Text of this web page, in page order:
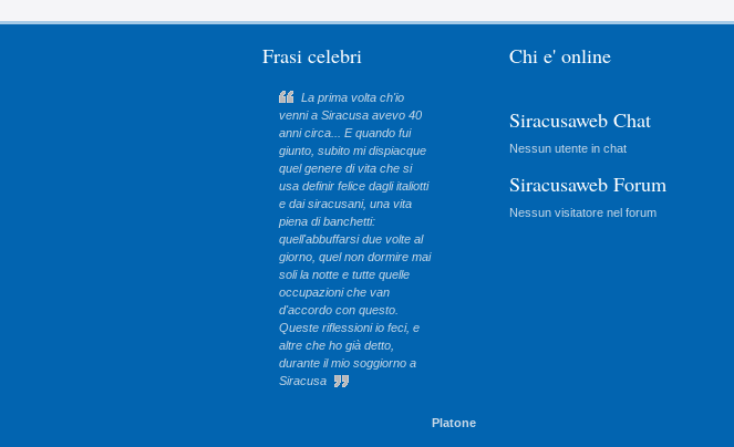
Frasi celebri
L a prima volta ch'io
venni a Siracusa avevo 40
anni circa... E quando fui
giunto, subito mi dispiacque
quel genere di vita che si
usa definir felice dagli italiotti
e dai siracusani, una vita
piena di banchetti:
quell'abbuffarsi due volte al
giorno, quel non dormire mai
soli la notte e tutte quelle
occupazioni che van
d'accordo con questo.
Queste riflessioni io feci, e
altre che ho già detto,
durante il mio soggiorno a
Siracusa
Platone
Chi e' online
Siracusaweb Chat
Nessun utente in chat
Siracusaweb Forum
Nessun visitatore nel forum